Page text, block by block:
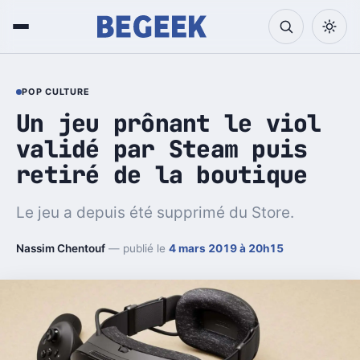
POP CULTURE
Un jeu prônant le viol
validé par Steam puis
retiré de la boutique
Le jeu a depuis été supprimé du Store.
Nassim Chentouf — publié le 4 mars 2019 à 20h15